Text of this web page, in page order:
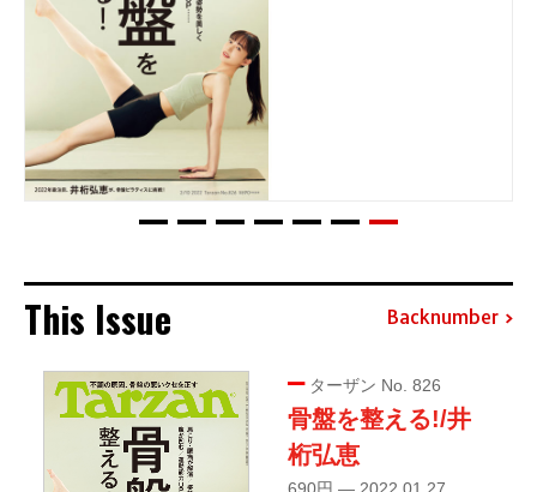
This Issue Backnumber
ターザン No. 826
骨盤を整える!/井
桁弘恵
690円 — 2022.01.27